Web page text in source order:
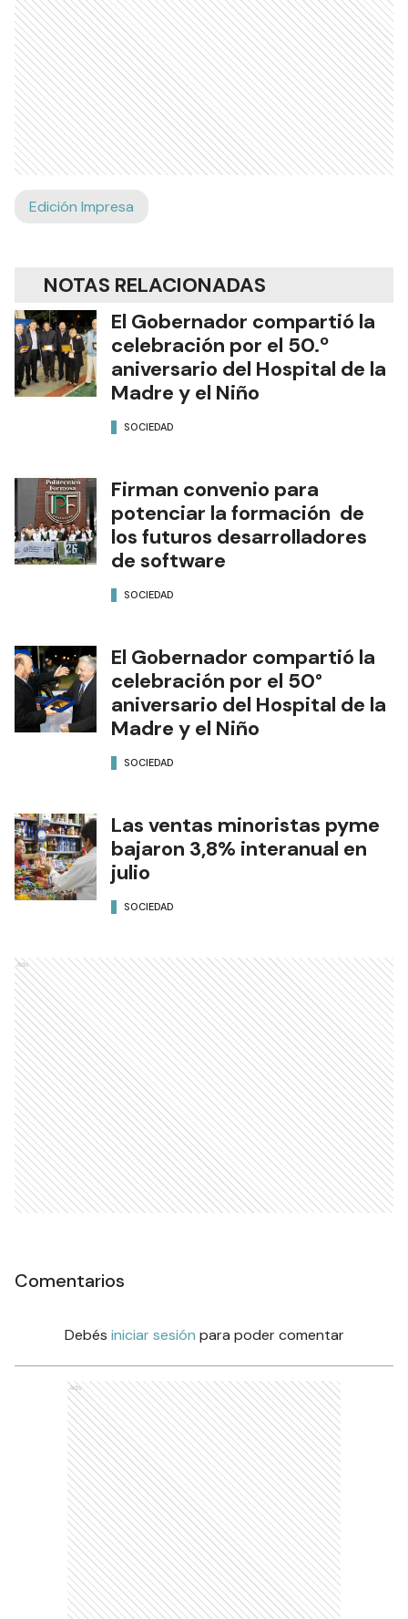
Edición Impresa
NOTAS RELACIONADAS
El Gobernador compartió la
celebración por el 50.º
aniversario del Hospital de la
Madre y el Niño
SOCIEDAD
Firman convenio para
potenciar la formación de
los futuros desarrolladores
de software
SOCIEDAD
El Gobernador compartió la
celebración por el 50°
aniversario del Hospital de la
Madre y el Niño
SOCIEDAD
Las ventas minoristas pyme
bajaron 3,8% interanual en
julio
SOCIEDAD
Ads
Comentarios
Debés iniciar sesión para poder comentar
Ads